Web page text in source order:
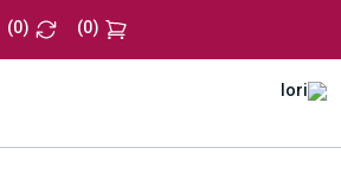
(
0
)
(
0
)